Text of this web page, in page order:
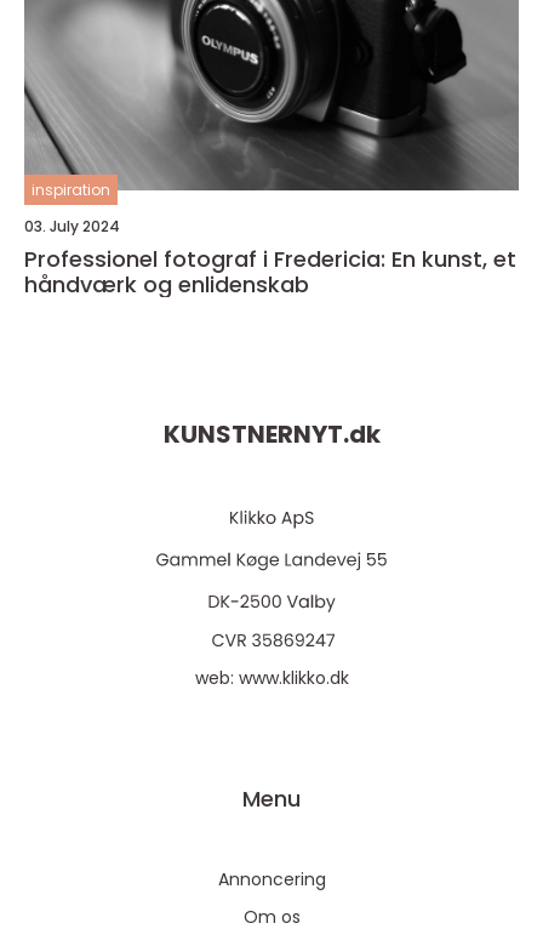
inspiration
03. July 2024
Professionel fotograf i Fredericia: En kunst, et
håndværk og enlidenskab
KUNSTNERNYT.dk
web: www.klikko.dk
Menu
Annoncering
Om os